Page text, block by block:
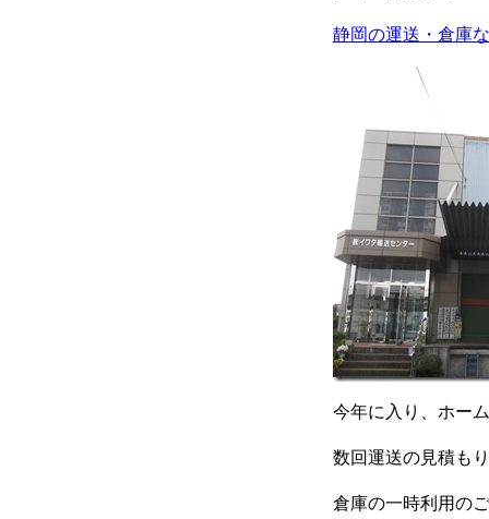
静岡の運送・倉庫
今年に入り、ホー
数回運送の見積も
倉庫の一時利用の